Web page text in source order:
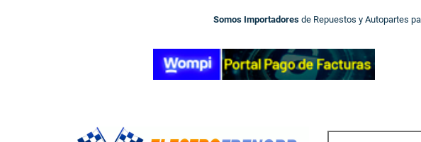
Somos Importadores de Repuestos y Autopartes